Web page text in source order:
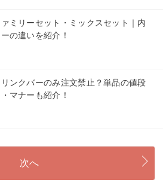
ミリーセット・ミックスセット｜内
の違いを紹介！
ンクバーのみ注文禁止？単品の値段
マナーも紹介！
次へ